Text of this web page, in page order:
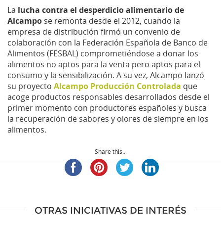
La lucha contra el desperdicio alimentario de
Alcampo se remonta desde el 2012, cuando la
empresa de distribución firmó un convenio de
colaboración con la Federación Española de Banco de
Alimentos (FESBAL) comprometiéndose a donar los
alimentos no aptos para la venta pero aptos para el
consumo y la sensibilización. A su vez, Alcampo lanzó
su proyecto Alcampo Producción Controlada que
acoge productos responsables desarrollados desde el
primer momento con productores españoles y busca
la recuperación de sabores y olores de siempre en los
alimentos.
Share this...
OTRAS INICIATIVAS DE INTERÉS